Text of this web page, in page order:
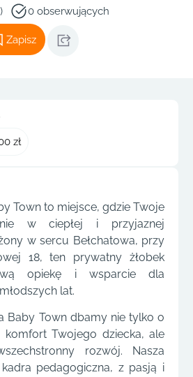
0 obserwujących
Zapisz
zł
Town to miejsce, gdzie Twoje
w ciepłej i przyjaznej
w sercu Bełchatowa, przy
18, ten prywatny żłobek
opiekę i wsparcie dla
lat.
Baby Town dbamy nie tylko o
komfort Twojego dziecka, ale
rozwój. Nasza
pedagogiczna, z pasją i